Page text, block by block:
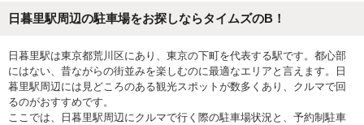
日暮里駅周辺の駐車場をお探しならタイムズのB！
日暮里駅は東京都荒川区にあり、東京の下町を代表する駅です。都心部
にはない、昔ながらの街並みを楽しむのに最適なエリアと言えます。日
暮里駅周辺には見どころのある観光スポットが数多くあり、クルマで回
るのがおすすめです。
ここでは、日暮里駅周辺にクルマで行く際の駐車場状況と、予約制駐車